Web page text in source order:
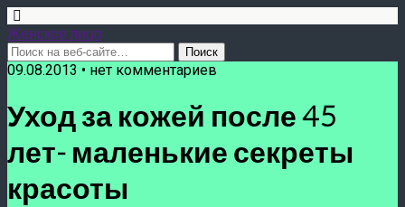
Женское лицо
09.08.2013 • нет комментариев
Уход за кожей после 45
лет- маленькие секреты
красоты